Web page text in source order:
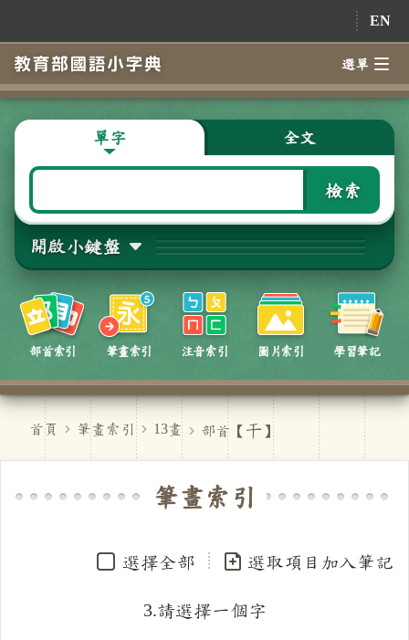
EN
選單
單字 全文
檢索
開啟小鍵盤
部首索引 筆畫索引 注音索引 圖片索引 學習筆記
首頁 筆畫索引 13畫 部首【干】
筆畫索引
選擇全部 選取項目加入筆記
3.請選擇一個字